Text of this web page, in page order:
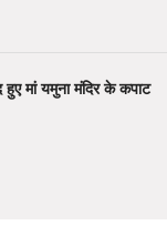
मां यमुना मंदिर के कपाट